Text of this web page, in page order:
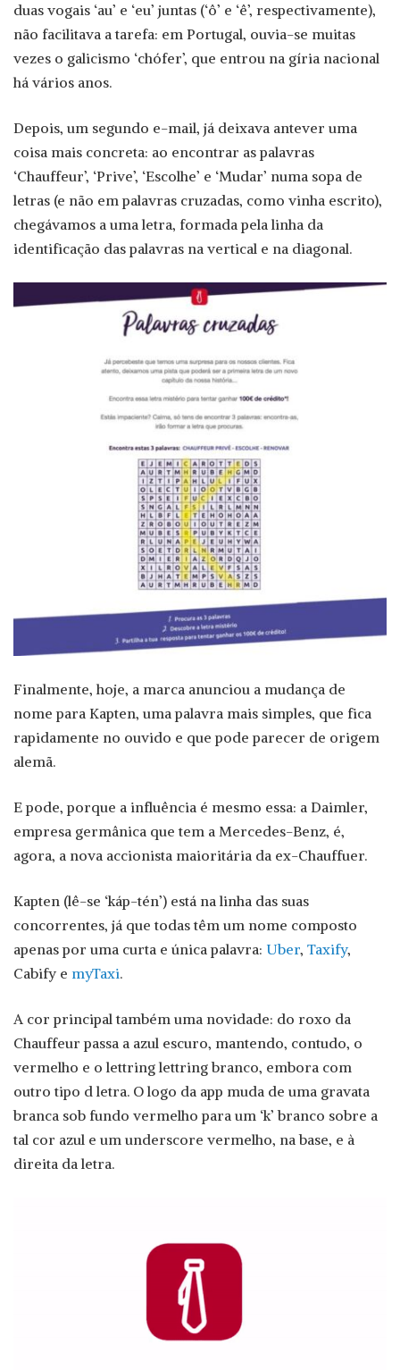
duas vogais ‘au’ e ‘eu’ juntas (‘ô’ e ‘ê’, respectivamente),
não facilitava a tarefa: em Portugal, ouvia-se muitas
vezes o galicismo ‘chófer’, que entrou na gíria nacional
há vários anos.
Depois, um segundo e-mail, já deixava antever uma
coisa mais concreta: ao encontrar as palavras
‘Chauffeur’, ‘Prive’, ‘Escolhe’ e ‘Mudar’ numa sopa de
letras (e não em palavras cruzadas, como vinha escrito),
chegávamos a uma letra, formada pela linha da
identificação das palavras na vertical e na diagonal.
Finalmente, hoje, a marca anunciou a mudança de
nome para Kapten, uma palavra mais simples, que fica
rapidamente no ouvido e que pode parecer de origem
alemã.
E pode, porque a influência é mesmo essa: a Daimler,
empresa germânica que tem a Mercedes-Benz, é,
agora, a nova accionista maioritária da ex-Chauffuer.
Kapten (lê-se ‘káp-tén’) está na linha das suas
concorrentes, já que todas têm um nome composto
apenas por uma curta e única palavra: Uber, Taxify,
Cabify e myTaxi.
A cor principal também uma novidade: do roxo da
Chauffeur passa a azul escuro, mantendo, contudo, o
vermelho e o lettring lettring branco, embora com
outro tipo d letra. O logo da app muda de uma gravata
branca sob fundo vermelho para um ‘k’ branco sobre a
tal cor azul e um underscore vermelho, na base, e à
direita da letra.